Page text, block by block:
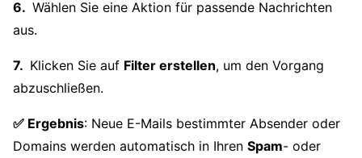
Wählen Sie eine Aktion für passende Nachrichten
aus.
Klicken Sie auf Filter erstellen, um den Vorgang
abzuschließen.
✅ Ergebnis: Neue E-Mails bestimmter Absender oder
Domains werden automatisch in Ihren Spam- oder